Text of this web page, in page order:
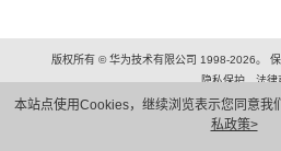
本站点使用Cookies，继续浏览表示您同意我
私政策>
版权所有 © 华为技术有限公司 1998-2026。
隐私保护
法律